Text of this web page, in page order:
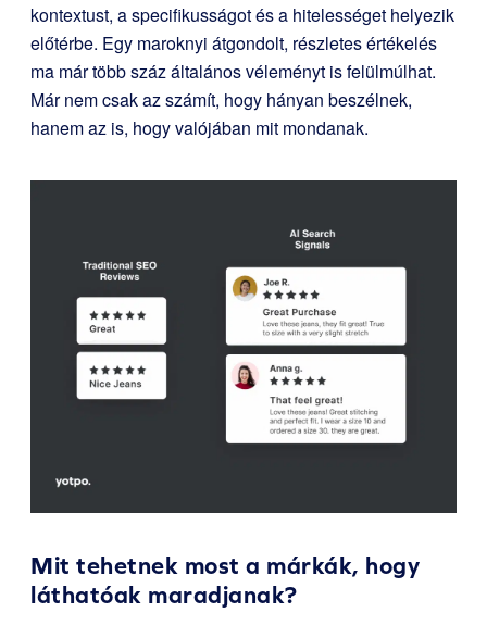
kontextust, a specifikusságot és a hitelességet helyezik
előtérbe. Egy maroknyi átgondolt, részletes értékelés
ma már több száz általános véleményt is felülmúlhat.
Már nem csak az számít, hogy hányan beszélnek,
hanem az is, hogy valójában mit mondanak.
Mit tehetnek most a márkák, hogy
láthatóak maradjanak?